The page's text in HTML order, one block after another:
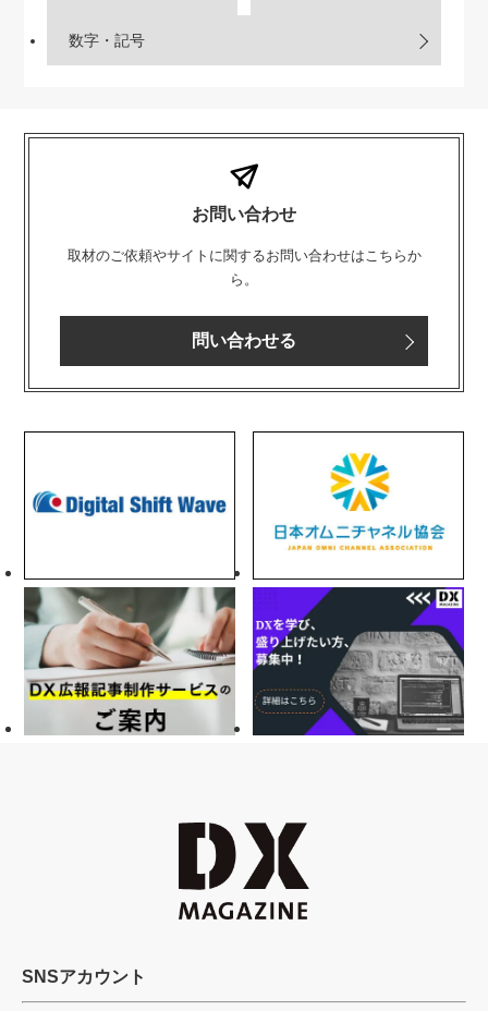
数字・記号
お問い合わせ
取材のご依頼やサイトに関するお問い合わせはこちらか
ら。
問い合わせる
SNSアカウント